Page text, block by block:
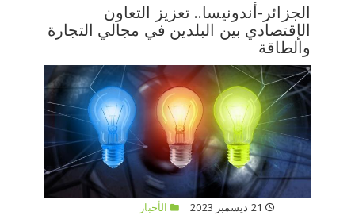
الجزائر-أندونيسا.. تعزيز التعاون
الإقتصادي بين البلدين في مجالي التجارة
والطاقة
الأخبار